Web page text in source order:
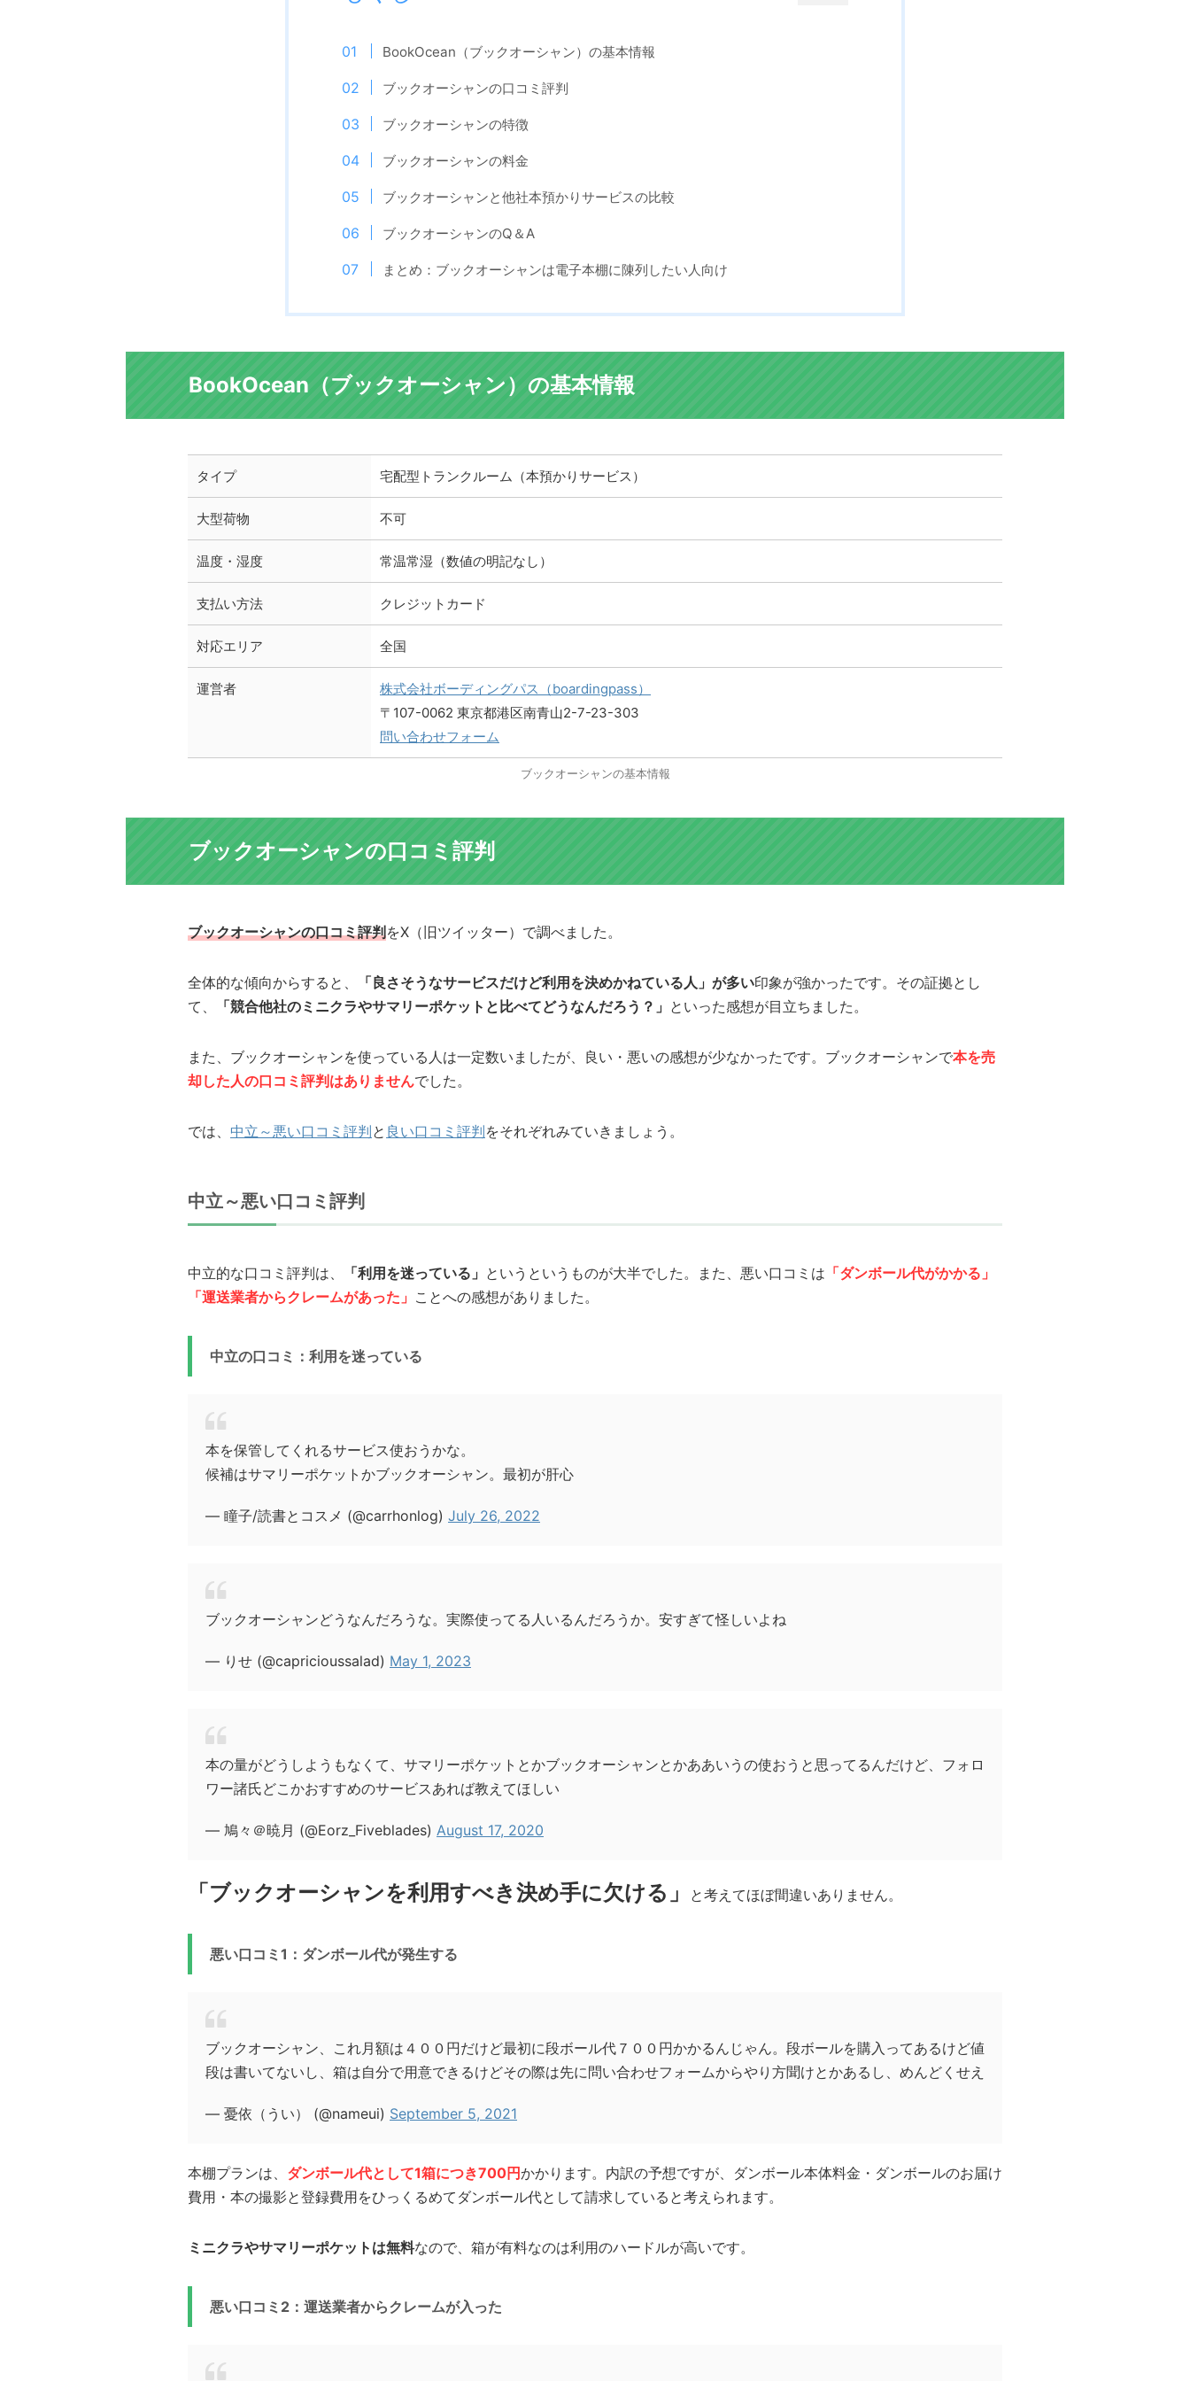
BookOcean（ブックオーシャン）の基本情報
ブックオーシャンの口コミ評判
ブックオーシャンの特徴
ブックオーシャンの料金
ブックオーシャンと他社本預かりサービスの比較
ブックオーシャンのQ＆A
まとめ：ブックオーシャンは電子本棚に陳列したい人向け
BookOcean（ブックオーシャン）の基本情報
タイプ 宅配型トランクルーム（本預かりサービス）
大型荷物 不可
温度・湿度 常温常湿（数値の明記なし）
支払い方法 クレジットカード
対応エリア 全国
運営者
株式会社ボーディングパス（boardingpass）
〒107-0062 東京都港区南青山2-7-23-303
問い合わせフォーム
ブックオーシャンの基本情報
ブックオーシャンの口コミ評判
ブックオーシャンの口コミ評判をX（旧ツイッター）で調べました。
全体的な傾向からすると、 「良さそうなサービスだけど利用を決めかねている人」が多い印象が強かったです。その証拠とし
て、
「競合他社のミニクラやサマリーポケットと比べてどうなんだろう？」 といった感想が目立ちました。
また、ブックオーシャンを使っている人は一定数いましたが、良い・悪いの感想が少なかったです。ブックオーシャンで本を売
却した人の口コミ評判はありませんでした。
では、 中立～悪い口コミ評判と 良い口コミ評判をそれぞれみていきましょう。
中立～悪い口コミ評判
中立的な口コミ評判は、 「利用を迷っている」 というというものが大半でした。また、悪い口コミは 「ダンボール代がかかる」
「運送業者からクレームがあった」 ことへの感想がありました。
中立の口コミ：利用を迷っている
本を保管してくれるサービス使おうかな。
候補はサマリーポケットかブックオーシャン。最初が肝心
— 瞳子/読書とコスメ (@carrhonlog) July 26, 2022
ブックオーシャンどうなんだろうな。実際使ってる人いるんだろうか。安すぎて怪しいよね
— りせ (@capricioussalad) May 1, 2023
本の量がどうしようもなくて、サマリーポケットとかブックオーシャンとかああいうの使おうと思ってるんだけど、フォロ
ワー諸氏どこかおすすめのサービスあれば教えてほしい
— 鳩々＠暁月 (@Eorz_Fiveblades) August 17, 2020
「ブックオーシャンを利用すべき決め手に欠ける」 と考えてほぼ間違いありません。
悪い口コミ1：ダンボール代が発生する
ブックオーシャン、これ月額は４００円だけど最初に段ボール代７００円かかるんじゃん。段ボールを購入ってあるけど値
段は書いてないし、箱は自分で用意できるけどその際は先に問い合わせフォームからやり方聞けとかあるし、めんどくせえ
— 憂依（うい） (@nameui) September 5, 2021
本棚プランは、 ダンボール代として1箱につき700円かかります。内訳の予想ですが、ダンボール本体料金・ダンボールのお届け
費用・本の撮影と登録費用をひっくるめてダンボール代として請求していると考えられます。
ミニクラやサマリーポケットは無料なので、箱が有料なのは利用のハードルが高いです。
悪い口コミ2：運送業者からクレームが入った